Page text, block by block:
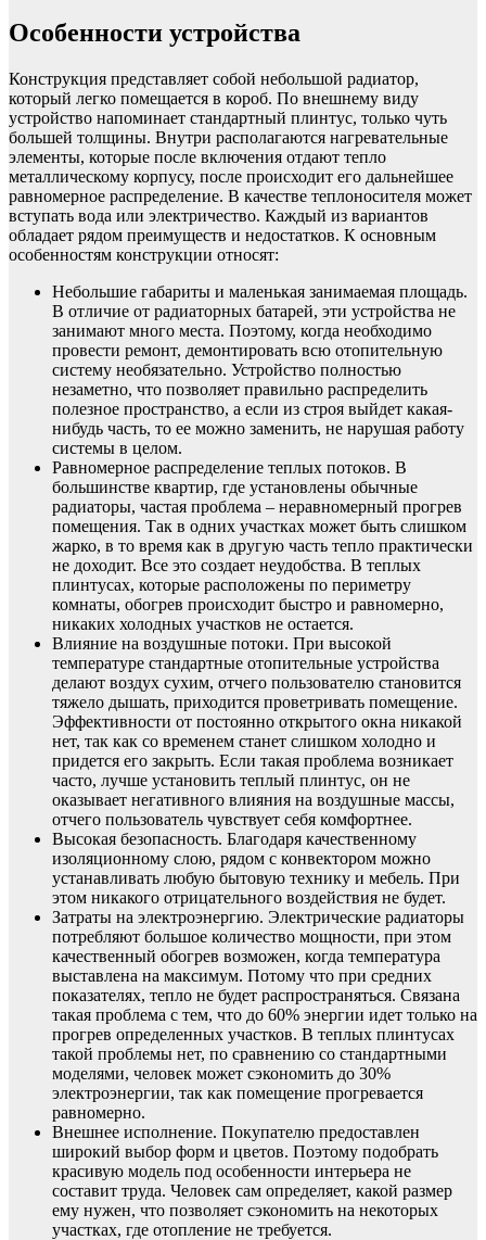
Особенности устройства
Конструкция представляет собой небольшой радиатор,
который легко помещается в короб. По внешнему виду
устройство напоминает стандартный плинтус, только чуть
большей толщины. Внутри располагаются нагревательные
элементы, которые после включения отдают тепло
металлическому корпусу, после происходит его дальнейшее
равномерное распределение. В качестве теплоносителя может
вступать вода или электричество. Каждый из вариантов
обладает рядом преимуществ и недостатков. К основным
особенностям конструкции относят:
Небольшие габариты и маленькая занимаемая площадь.
В отличие от радиаторных батарей, эти устройства не
занимают много места. Поэтому, когда необходимо
провести ремонт, демонтировать всю отопительную
систему необязательно. Устройство полностью
незаметно, что позволяет правильно распределить
полезное пространство, а если из строя выйдет какая-
нибудь часть, то ее можно заменить, не нарушая работу
системы в целом.
Равномерное распределение теплых потоков. В
большинстве квартир, где установлены обычные
радиаторы, частая проблема – неравномерный прогрев
помещения. Так в одних участках может быть слишком
жарко, в то время как в другую часть тепло практически
не доходит. Все это создает неудобства. В теплых
плинтусах, которые расположены по периметру
комнаты, обогрев происходит быстро и равномерно,
никаких холодных участков не остается.
Влияние на воздушные потоки. При высокой
температуре стандартные отопительные устройства
делают воздух сухим, отчего пользователю становится
тяжело дышать, приходится проветривать помещение.
Эффективности от постоянно открытого окна никакой
нет, так как со временем станет слишком холодно и
придется его закрыть. Если такая проблема возникает
часто, лучше установить теплый плинтус, он не
оказывает негативного влияния на воздушные массы,
отчего пользователь чувствует себя комфортнее.
Высокая безопасность. Благодаря качественному
изоляционному слою, рядом с конвектором можно
устанавливать любую бытовую технику и мебель. При
этом никакого отрицательного воздействия не будет.
Затраты на электроэнергию. Электрические радиаторы
потребляют большое количество мощности, при этом
качественный обогрев возможен, когда температура
выставлена на максимум. Потому что при средних
показателях, тепло не будет распространяться. Связана
такая проблема с тем, что до 60% энергии идет только на
прогрев определенных участков. В теплых плинтусах
такой проблемы нет, по сравнению со стандартными
моделями, человек может сэкономить до 30%
электроэнергии, так как помещение прогревается
равномерно.
Внешнее исполнение. Покупателю предоставлен
широкий выбор форм и цветов. Поэтому подобрать
красивую модель под особенности интерьера не
составит труда. Человек сам определяет, какой размер
ему нужен, что позволяет сэкономить на некоторых
участках, где отопление не требуется.